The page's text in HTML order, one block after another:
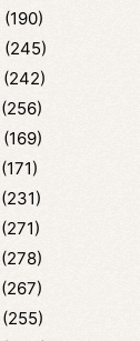
(190)
(245)
(242)
(256)
(169)
(171)
(231)
(271)
(278)
(267)
(255)